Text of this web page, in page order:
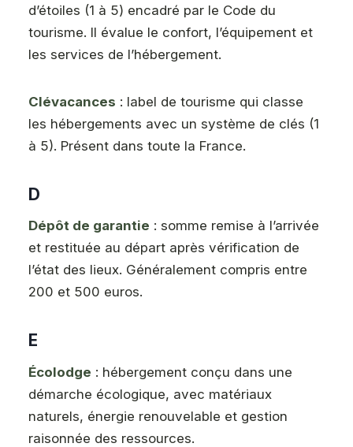
d’étoiles (1 à 5) encadré par le Code du
tourisme. Il évalue le confort, l’équipement et
les services de l’hébergement.
Clévacances : label de tourisme qui classe
les hébergements avec un système de clés (1
à 5). Présent dans toute la France.
D
Dépôt de garantie : somme remise à l’arrivée
et restituée au départ après vérification de
l’état des lieux. Généralement compris entre
200 et 500 euros.
E
Écolodge : hébergement conçu dans une
démarche écologique, avec matériaux
naturels, énergie renouvelable et gestion
raisonnée des ressources.